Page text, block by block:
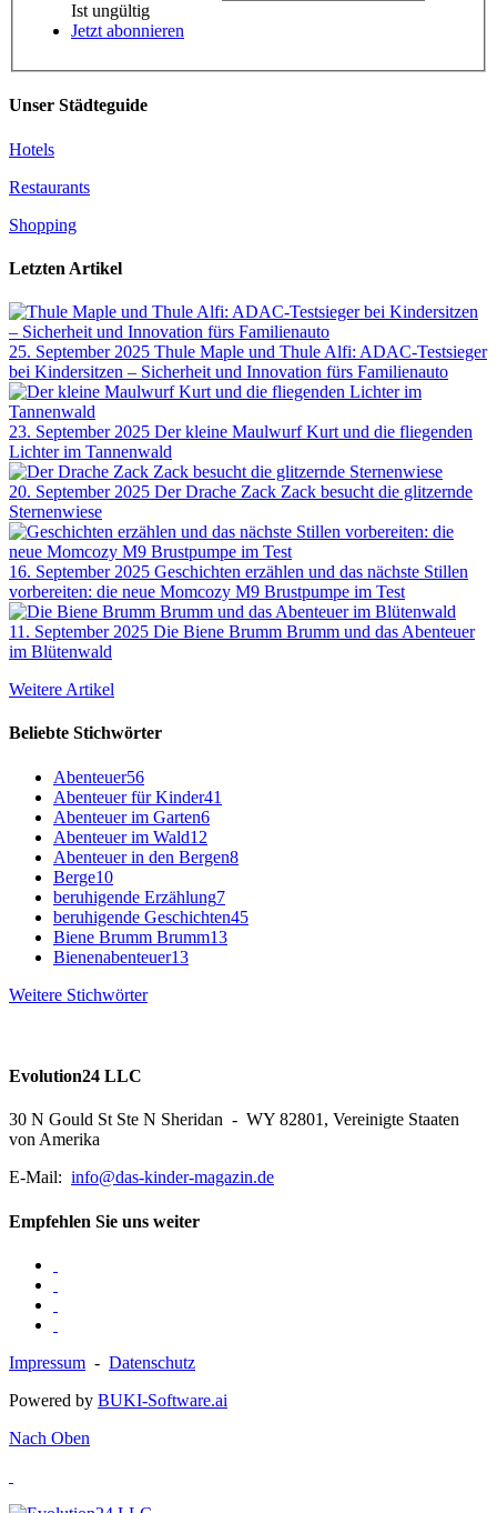
Ist ungültig
Jetzt abonnieren
Unser Städteguide
Hotels
Restaurants
Shopping
Letzten Artikel
25. September 2025 Thule Maple und Thule Alfi: ADAC-Testsieger
bei Kindersitzen – Sicherheit und Innovation fürs Familienauto
23. September 2025 Der kleine Maulwurf Kurt und die fliegenden
Lichter im Tannenwald
20. September 2025 Der Drache Zack Zack besucht die glitzernde
Sternenwiese
16. September 2025 Geschichten erzählen und das nächste Stillen
vorbereiten: die neue Momcozy M9 Brustpumpe im Test
11. September 2025 Die Biene Brumm Brumm und das Abenteuer
im Blütenwald
Weitere Artikel
Beliebte Stichwörter
Abenteuer56
Abenteuer für Kinder41
Abenteuer im Garten6
Abenteuer im Wald12
Abenteuer in den Bergen8
Berge10
beruhigende Erzählung7
beruhigende Geschichten45
Biene Brumm Brumm13
Bienenabenteuer13
Weitere Stichwörter
Evolution24 LLC
30 N Gould St Ste N Sheridan - WY 82801, Vereinigte Staaten
von Amerika
E-Mail: info@das-kinder-magazin.de
Empfehlen Sie uns weiter
Impressum - Datenschutz
Powered by BUKI-Software.ai
Nach Oben